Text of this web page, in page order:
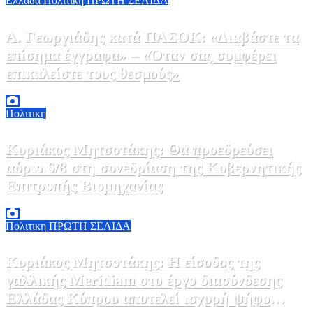
Α. Γεωργιάδης κατά ΠΑΣΟΚ: «Διαβάστε τα
επίσημα έγγραφα» – «Όταν σας συμφέρει
επικαλείστε τους θεσμούς»
Πολιτικη
Κυριάκος Μητσοτάκης: Θα προεδρεύσει
αύριο 6/8 στη συνεδρίαση της Κυβερνητικής
Επιτροπής Βιομηχανίας
Πολιτικη ΠΡΩΤΗ ΣΕΛΙΔΑ
Κυριάκος Μητσοτάκης: Η είσοδος της
γαλλικής Meridiam στο έργο διασύνδεσης
Ελλάδας Κύπρου αποτελεί ισχυρή ψήφο